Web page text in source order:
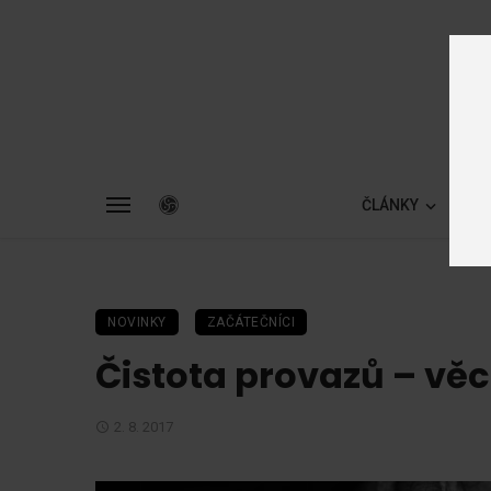
ČLÁNKY
NOVINKY ZAČÁTEČNÍCI
Čistota provazů –
2. 8. 2017